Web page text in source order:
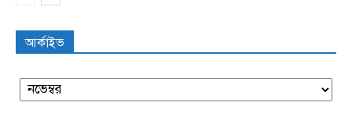
আর্কাইভ